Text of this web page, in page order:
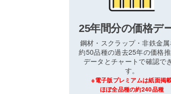
25年間分の価格デ
鋼材・スクラップ・非鉄金
約50品種の過去25年の価格
データとチャートで確認で
す。
※電子版プレミアムは紙面掲
ほぼ全品種の約240品種